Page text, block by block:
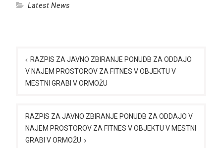
Latest News
prispevka
RAZPIS ZA JAVNO ZBIRANJE PONUDB ZA ODDAJO
V NAJEM PROSTOROV ZA FITNES V OBJEKTU V
MESTNI GRABI V ORMOŽU
RAZPIS ZA JAVNO ZBIRANJE PONUDB ZA ODDAJO V
NAJEM PROSTOROV ZA FITNES V OBJEKTU V MESTNI
GRABI V ORMOŽU